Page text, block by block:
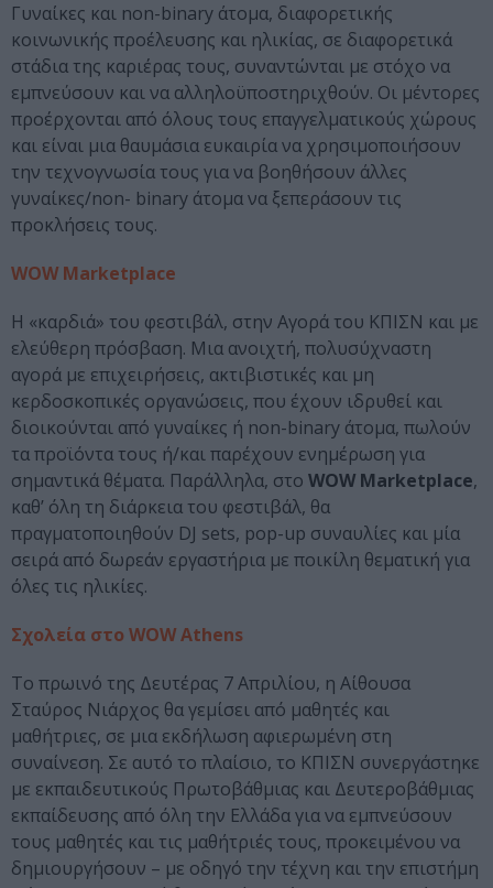
Γυναίκες και non-binary άτομα, διαφορετικής
κοινωνικής προέλευσης και ηλικίας, σε διαφορετικά
στάδια της καριέρας τους, συναντώνται με στόχο να
εμπνεύσουν και να αλληλοϋποστηριχθούν. Οι μέντορες
προέρχονται από όλους τους επαγγελματικούς χώρους
και είναι μια θαυμάσια ευκαιρία να χρησιμοποιήσουν
την τεχνογνωσία τους για να βοηθήσουν άλλες
γυναίκες/non- binary άτομα να ξεπεράσουν τις
προκλήσεις τους.
WOW Marketplace
Η «καρδιά» του φεστιβάλ, στην Αγορά του ΚΠΙΣΝ και με
ελεύθερη πρόσβαση. Μια ανοιχτή, πολυσύχναστη
αγορά με επιχειρήσεις, ακτιβιστικές και μη
κερδοσκοπικές οργανώσεις, που έχουν ιδρυθεί και
διοικούνται από γυναίκες ή non-binary άτομα, πωλούν
τα προϊόντα τους ή/και παρέχουν ενημέρωση για
σημαντικά θέματα. Παράλληλα, στο WOW Marketplace,
καθ’ όλη τη διάρκεια του φεστιβάλ, θα
πραγματοποιηθούν DJ sets, pop-up συναυλίες και μία
σειρά από δωρεάν εργαστήρια με ποικίλη θεματική για
όλες τις ηλικίες.
Σχολεία στο WOW Athens
Το πρωινό της Δευτέρας 7 Απριλίου, η Αίθουσα
Σταύρος Νιάρχος θα γεμίσει από μαθητές και
μαθήτριες, σε μια εκδήλωση αφιερωμένη στη
συναίνεση. Σε αυτό το πλαίσιο, το ΚΠΙΣΝ συνεργάστηκε
με εκπαιδευτικούς Πρωτοβάθμιας και Δευτεροβάθμιας
εκπαίδευσης από όλη την Ελλάδα για να εμπνεύσουν
τους μαθητές και τις μαθήτριές τους, προκειμένου να
δημιουργήσουν – με οδηγό την τέχνη και την επιστήμη